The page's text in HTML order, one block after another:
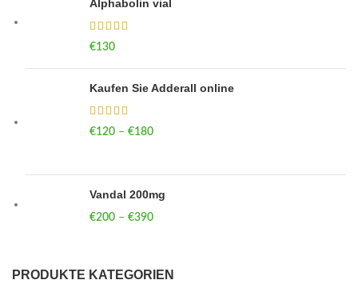
Alphabolin vial
€130
Kaufen Sie Adderall online
€120 – €180
Vandal 200mg
€200 – €390
PRODUKTE KATEGORIEN